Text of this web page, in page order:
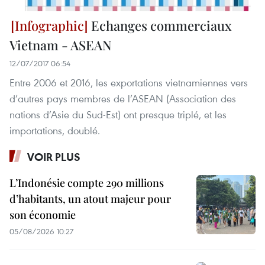
Echanges commerciaux
Vietnam - ASEAN
12/07/2017 06:54
Entre 2006 et 2016, les exportations vietnamiennes vers
d’autres pays membres de l’ASEAN (Association des
nations d’Asie du Sud-Est) ont presque triplé, et les
importations, doublé.
VOIR PLUS
L’Indonésie compte 290 millions
d’habitants, un atout majeur pour
son économie
05/08/2026 10:27